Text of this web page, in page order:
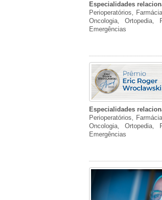
Especialidades
Perioperatórios,
Oncologia, Ortopedia,
Emergências
Especialidades
Perioperatórios,
Oncologia, Ortopedia,
Emergências